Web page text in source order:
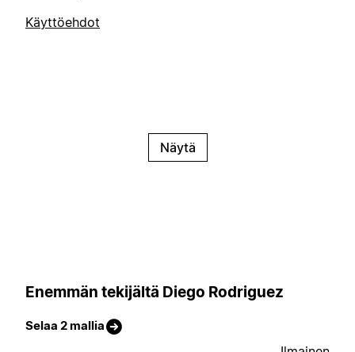
Käyttöehdot
Näytä
Enemmän tekijältä Diego Rodriguez
Selaa 2 mallia